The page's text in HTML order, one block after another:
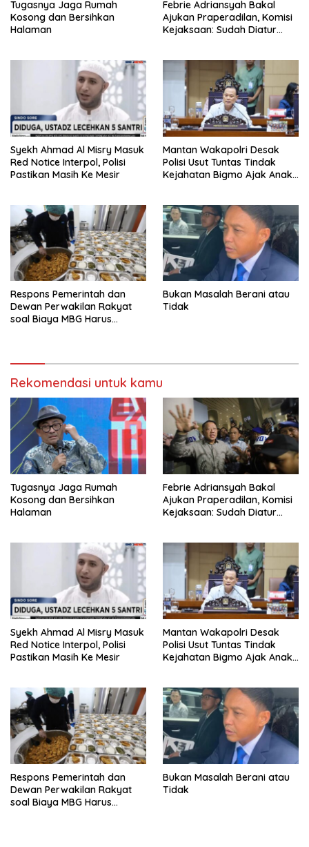
Tugasnya Jaga Rumah
Kosong dan Bersihkan
Halaman
Febrie Adriansyah Bakal
Ajukan Praperadilan, Komisi
Kejaksaan: Sudah Diatur
Syekh Ahmad Al Misry Masuk
Red Notice Interpol, Polisi
Pastikan Masih Ke Mesir
Mantan Wakapolri Desak
Polisi Usut Tuntas Tindak
Kejahatan Bigmo Ajak Anak
Respons Pemerintah dan
Dewan Perwakilan Rakyat
soal Biaya MBG Harus
Bukan Masalah Berani atau
Tidak
Rekomendasi untuk kamu
Tugasnya Jaga Rumah
Kosong dan Bersihkan
Halaman
Febrie Adriansyah Bakal
Ajukan Praperadilan, Komisi
Kejaksaan: Sudah Diatur
Syekh Ahmad Al Misry Masuk
Red Notice Interpol, Polisi
Pastikan Masih Ke Mesir
Mantan Wakapolri Desak
Polisi Usut Tuntas Tindak
Kejahatan Bigmo Ajak Anak
Respons Pemerintah dan
Dewan Perwakilan Rakyat
soal Biaya MBG Harus
Bukan Masalah Berani atau
Tidak